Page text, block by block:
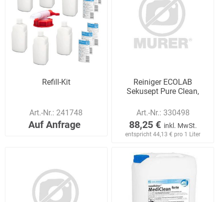
Refill-Kit
Art.-Nr.: 241748
Auf Anfrage
Reiniger ECOLAB
Sekusept Pure Clean,
Art.-Nr.: 330498
88,25 € inkl. MwSt.
entspricht 44,13 € pro 1 Liter